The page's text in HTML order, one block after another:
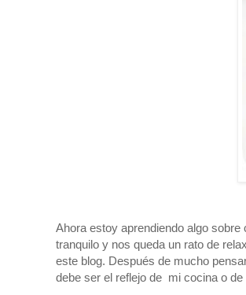
Ahora estoy aprendiendo algo
tranquilo y nos queda un rato de
este blog. Después de mucho
debe ser el reflejo de mi cocina o